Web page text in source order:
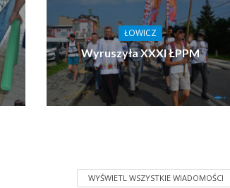
ŁOWICZ
Wyruszyła XXXI ŁPPM
WYŚWIETL WSZYSTKIE WIADOMOŚCI